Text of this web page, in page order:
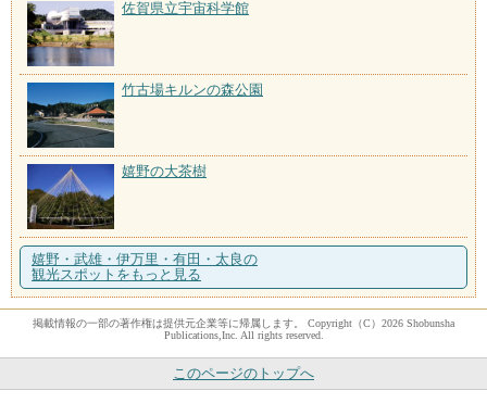
佐賀県立宇宙科学館
竹古場キルンの森公園
嬉野の大茶樹
嬉野・武雄・伊万里・有田・太良の
観光スポットをもっと見る
掲載情報の一部の著作権は提供元企業等に帰属します。 Copyright（C）2026 Shobunsha
Publications,Inc. All rights reserved.
このページのトップへ